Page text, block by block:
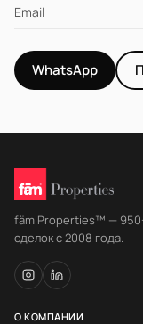
Email
WhatsApp
fäm Properties™ —
сделок с 2008 года.
О КОМПАНИИ